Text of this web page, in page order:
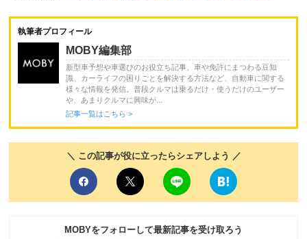
執筆者プロフィール
MOBY編集部
新型車予想や車選びのお役立ち記事、車や免許にまつわる豆知
識、カーライフの困りごとを解決する方法など、自動車に関する
様々な情報を発信。普段クルマは乗るだけ・使うだけのユーザー
や、あまりクルマに興味が...
記事一覧はこちら >
＼ この記事が役に立ったらシェアしよう ／
MOBYをフォローして最新記事を受け取ろう